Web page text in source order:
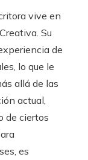
vive en
Su
de
lo que le
allá de las
actual,
de ciertos
es